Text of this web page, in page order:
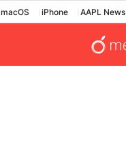
macOS iPhone AAPL News